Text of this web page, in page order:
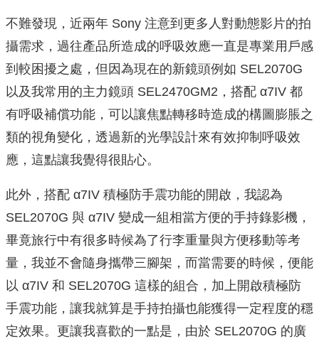
不難發現，近兩年 Sony 注意到更多人對動態影片的拍
攝需求，過往產品所造成的呼吸效應一直是專業用戶感
到較困擾之處，但因為現在的新鏡頭例如 SEL2070G
以及我常用的主力鏡頭 SEL2470GM2，搭配 α7IV 都
有呼吸補償功能，可以讓焦點轉移時造成的構圖膨脹之
類的視角變化，透過新的光學設計來有效抑制呼吸效
應，這點讓我覺得很貼心。
此外，搭配 α7IV 積極防手震功能的開啟，我認為
SEL2070G 與 α7IV 變成一組相當方便的手持錄影機，
畢竟旅行中有很多時候為了行李重量與方便移動等考
量，我並不會隨身攜帶三腳架，而當需要的時候，便能
以 α7IV 和 SEL2070G 這樣的組合，加上開啟積極防
手震功能，讓我就算是手持拍攝也能獲得一定程度的穩
定效果。更讓我喜歡的一點是，由於 SEL2070G 的廣